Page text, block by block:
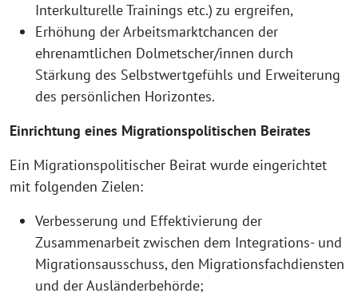
Interkulturelle Trainings etc.) zu ergreifen,
Erhöhung der Arbeitsmarktchancen der
ehrenamtlichen Dolmetscher/innen durch
Stärkung des Selbstwertgefühls und Erweiterung
des persönlichen Horizontes.
Einrichtung eines Migrationspolitischen Beirates
Ein Migrationspolitischer Beirat wurde eingerichtet
mit folgenden Zielen:
Verbesserung und Effektivierung der
Zusammenarbeit zwischen dem Integrations- und
Migrationsausschuss, den Migrationsfachdiensten
und der Ausländerbehörde;